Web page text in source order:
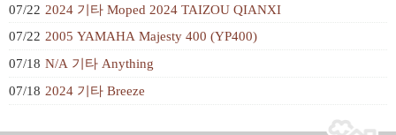
07/22 2024 기타 Moped 2024 TAIZOU QIANXI
07/22 2005 YAMAHA Majesty 400 (YP400)
07/18 N/A 기타 Anything
07/18 2024 기타 Breeze